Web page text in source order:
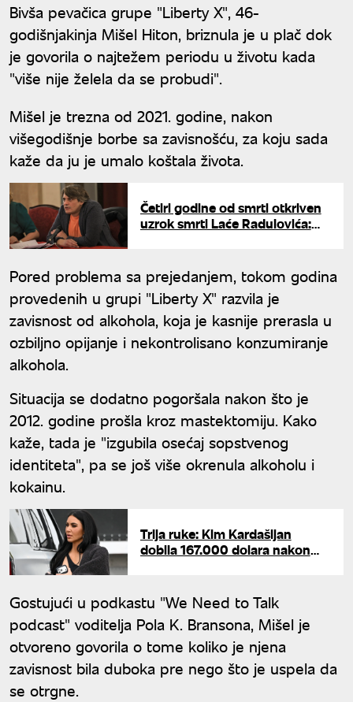
Bivša pevačica grupe "Liberty X", 46-
godišnjakinja Mišel Hiton, briznula je u plač dok
je govorila o najtežem periodu u životu kada
"više nije želela da se probudi".
Mišel je trezna od 2021. godine, nakon
višegodišnje borbe sa zavisnošću, za koju sada
kaže da ju je umalo koštala života.
Četiri godine od smrti otkriven
uzrok smrti Laće Radulovića:
Pored problema sa prejedanjem, tokom godina
provedenih u grupi "Liberty X" razvila je
zavisnost od alkohola, koja je kasnije prerasla u
ozbiljno opijanje i nekontrolisano konzumiranje
alkohola.
Situacija se dodatno pogoršala nakon što je
2012. godine prošla kroz mastektomiju. Kako
kaže, tada je "izgubila osećaj sopstvenog
identiteta", pa se još više okrenula alkoholu i
kokainu.
Trlja ruke: Kim Kardašijan
dobila 167.000 dolara nakon
Gostujući u podkastu "We Need to Talk
podcast" voditelja Pola K. Bransona, Mišel je
otvoreno govorila o tome koliko je njena
zavisnost bila duboka pre nego što je uspela da
se otrgne.